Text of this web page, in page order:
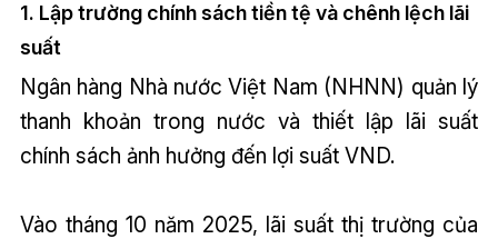
1. Lập trường chính sách tiền tệ và chênh lệch lãi
suất
Ngân hàng Nhà nước Việt Nam (NHNN) quản lý
thanh khoản trong nước và thiết lập lãi suất
chính sách ảnh hưởng đến lợi suất VND.
Vào tháng 10 năm 2025, lãi suất thị trường của